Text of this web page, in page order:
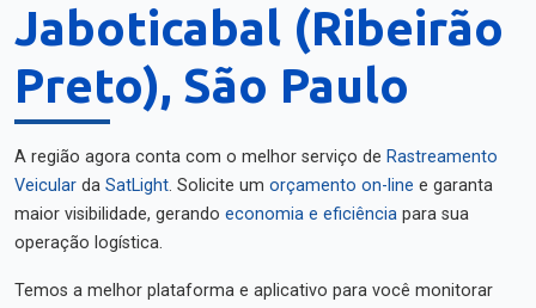
Jaboticabal (Ribeirão
Preto), São Paulo
A região agora conta com o melhor serviço de Rastreamento
Veicular da SatLight. Solicite um orçamento on-line e garanta
maior visibilidade, gerando economia e eficiência para sua
operação logística.
Temos a melhor plataforma e aplicativo para você monitorar